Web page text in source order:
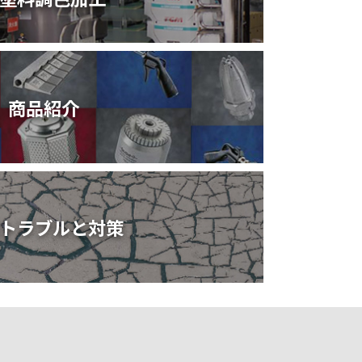
商品紹介
ラブルと対策